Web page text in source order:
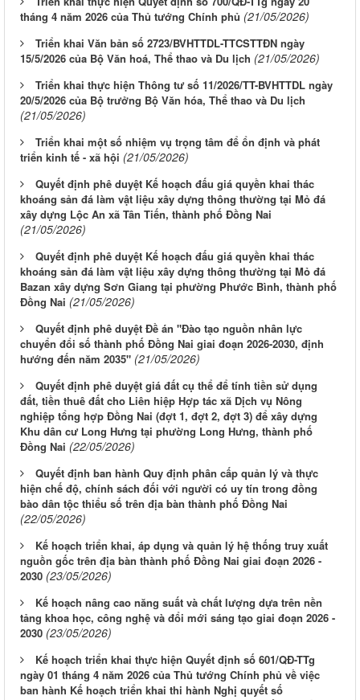
tháng 4 năm 2026 của Thủ tướng Chính phủ (21/05/2026)
Triển khai Văn bản số 2723/BVHTTDL-TTCSTTĐN ngày
15/5/2026 của Bộ Văn hoá, Thể thao và Du lịch (21/05/2026)
Triển khai thực hiện Thông tư số 11/2026/TT-BVHTTDL ngày
20/5/2026 của Bộ trưởng Bộ Văn hóa, Thể thao và Du lịch
(21/05/2026)
Triển khai một số nhiệm vụ trọng tâm để ổn định và phát
triển kinh tế - xã hội (21/05/2026)
Quyết định phê duyệt Kế hoạch đấu giá quyền khai thác
khoáng sản đá làm vật liệu xây dựng thông thường tại Mỏ đá
xây dựng Lộc An xã Tân Tiến, thành phố Đồng Nai
(21/05/2026)
Quyết định phê duyệt Kế hoạch đấu giá quyền khai thác
khoáng sản đá làm vật liệu xây dựng thông thường tại Mỏ đá
Bazan xây dựng Sơn Giang tại phường Phước Bình, thành phố
Đồng Nai (21/05/2026)
Quyết định phê duyệt Đề án "Đào tạo nguồn nhân lực
chuyển đổi số thành phố Đồng Nai giai đoạn 2026-2030, định
hướng đến năm 2035" (21/05/2026)
Quyết định phê duyệt giá đất cụ thể để tính tiền sử dụng
đất, tiền thuê đất cho Liên hiệp Hợp tác xã Dịch vụ Nông
nghiệp tổng hợp Đồng Nai (đợt 1, đợt 2, đợt 3) để xây dựng
Khu dân cư Long Hưng tại phường Long Hưng, thành phố
Đồng Nai (22/05/2026)
Quyết định ban hành Quy định phân cấp quản lý và thực
hiện chế độ, chính sách đối với người có uy tín trong đồng
bào dân tộc thiểu số trên địa bàn thành phố Đồng Nai
(22/05/2026)
Kế hoạch triển khai, áp dụng và quản lý hệ thống truy xuất
nguồn gốc trên địa bàn thành phố Đồng Nai giai đoạn 2026 -
2030 (23/05/2026)
Kế hoạch nâng cao năng suất và chất lượng dựa trên nền
tảng khoa học, công nghệ và đổi mới sáng tạo giai đoạn 2026 -
2030 (23/05/2026)
Kế hoạch triển khai thực hiện Quyết định số 601/QĐ-TTg
ngày 01 tháng 4 năm 2026 của Thủ tướng Chính phủ về việc
ban hành Kế hoạch triển khai thi hành Nghị quyết số